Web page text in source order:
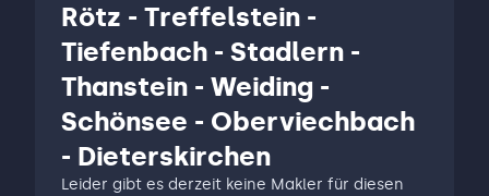
Rötz - Treffelstein -
Tiefenbach - Stadlern -
Thanstein - Weiding -
Schönsee - Oberviechbach
- Dieterskirchen
Leider gibt es derzeit keine Makler für diesen